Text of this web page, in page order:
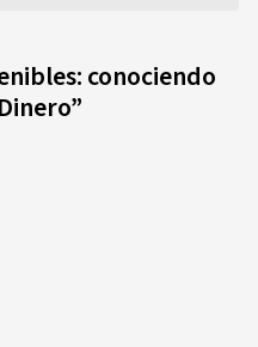
conociendo